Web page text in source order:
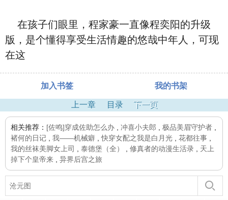
在孩子们眼里，程家豪一直像程奕阳的升级
版，是个懂得享受生活情趣的悠哉中年人，可现
在这
加入书签 我的书架
上一章 目录 下一页
相关推荐： [佐鸣]穿成佐助怎么办 冲喜小夫郎 极品美眉守护者
褚何的日记
我——机械癖 ,快穿女配之我是白月光 花都往事
我的丝袜美脚女上司
泰德堡（全） 修真者的动漫生活录
天上
掉下个皇帝来
异界后宫之旅